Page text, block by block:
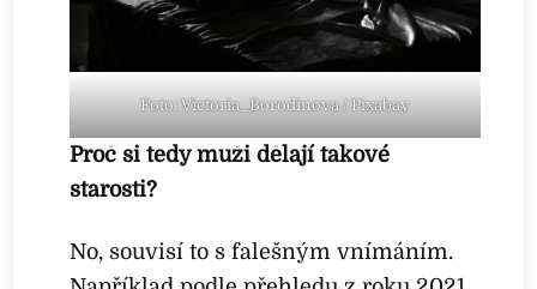
Foto: Victoria_Borodinova / Pixabay
Proč si tedy muži dělají takové
starosti?
No, souvisí to s falešným vnímáním.